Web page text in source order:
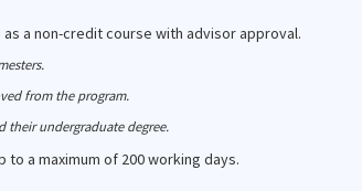
a non-credit course with advisor approval.
from the program.
their undergraduate degree.
a maximum of 200 working days.